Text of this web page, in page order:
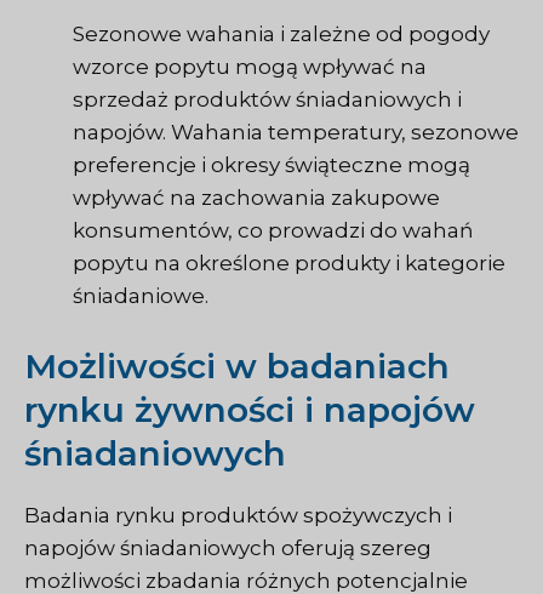
Sezonowe wahania i zależne od pogody
wzorce popytu mogą wpływać na
sprzedaż produktów śniadaniowych i
napojów. Wahania temperatury, sezonowe
preferencje i okresy świąteczne mogą
wpływać na zachowania zakupowe
konsumentów, co prowadzi do wahań
popytu na określone produkty i kategorie
śniadaniowe.
Możliwości w badaniach
rynku żywności i napojów
śniadaniowych
Badania rynku produktów spożywczych i
napojów śniadaniowych oferują szereg
możliwości zbadania różnych potencjalnie